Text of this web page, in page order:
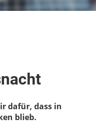
dafür, dass in
blieb.